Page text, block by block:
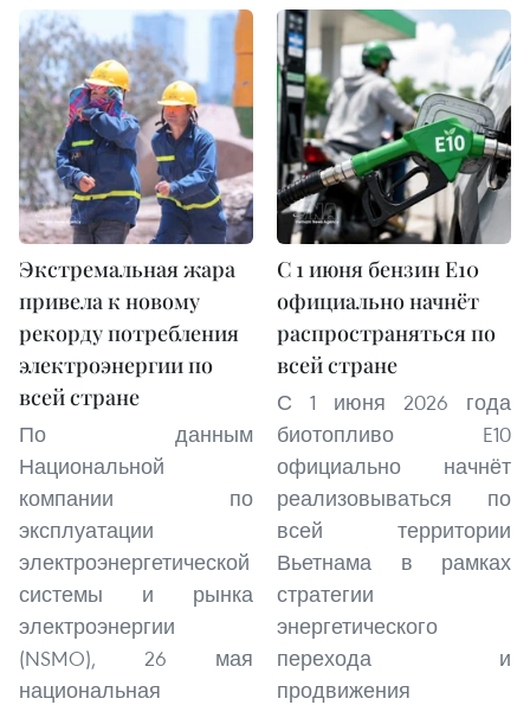
Экстремальная жара
привела к новому
рекорду потребления
электроэнергии по
всей стране
По данным
Национальной
компании по
эксплуатации
электроэнергетической
системы и рынка
электроэнергии
(NSMO), 26 мая
национальная
С 1 июня бензин E10
официально начнёт
распространяться по
всей стране
С 1 июня 2026 года
биотопливо E10
официально начнёт
реализовываться по
всей территории
Вьетнама в рамках
стратегии
энергетического
перехода и
продвижения